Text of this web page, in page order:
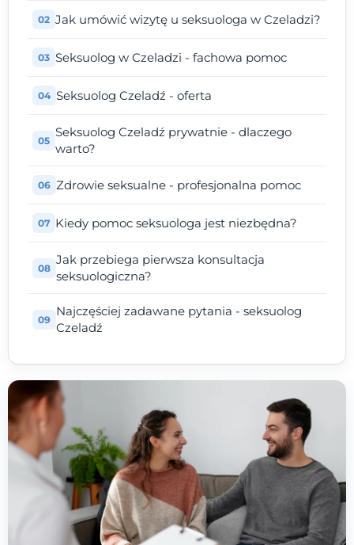
Jak umówić wizytę u seksuologa w Czeladzi?
Seksuolog w Czeladzi - fachowa pomoc
Seksuolog Czeladź - oferta
Seksuolog Czeladź prywatnie - dlaczego
warto?
Zdrowie seksualne - profesjonalna pomoc
Kiedy pomoc seksuologa jest niezbędna?
Jak przebiega pierwsza konsultacja
seksuologiczna?
Najczęściej zadawane pytania - seksuolog
Czeladź